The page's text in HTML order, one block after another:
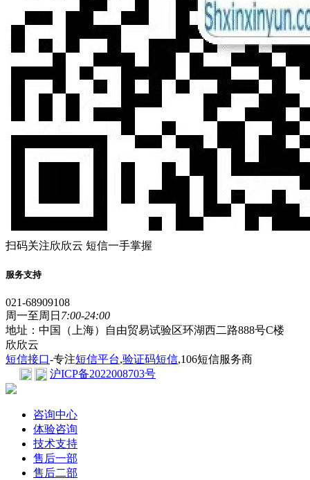
扫码关注欣欣云 短信一手掌握
服务支持
021-68909108
周一至周日 7:00-24:00
地址：中国（上海）自由贸易试验区环湖西二路888号C楼
欣欣云
短信接口-专注短信平台,验证码短信,106短信服务商
沪ICP备2022008703号
咨询中心
体验咨询
技术支持
售后一部
售后二部